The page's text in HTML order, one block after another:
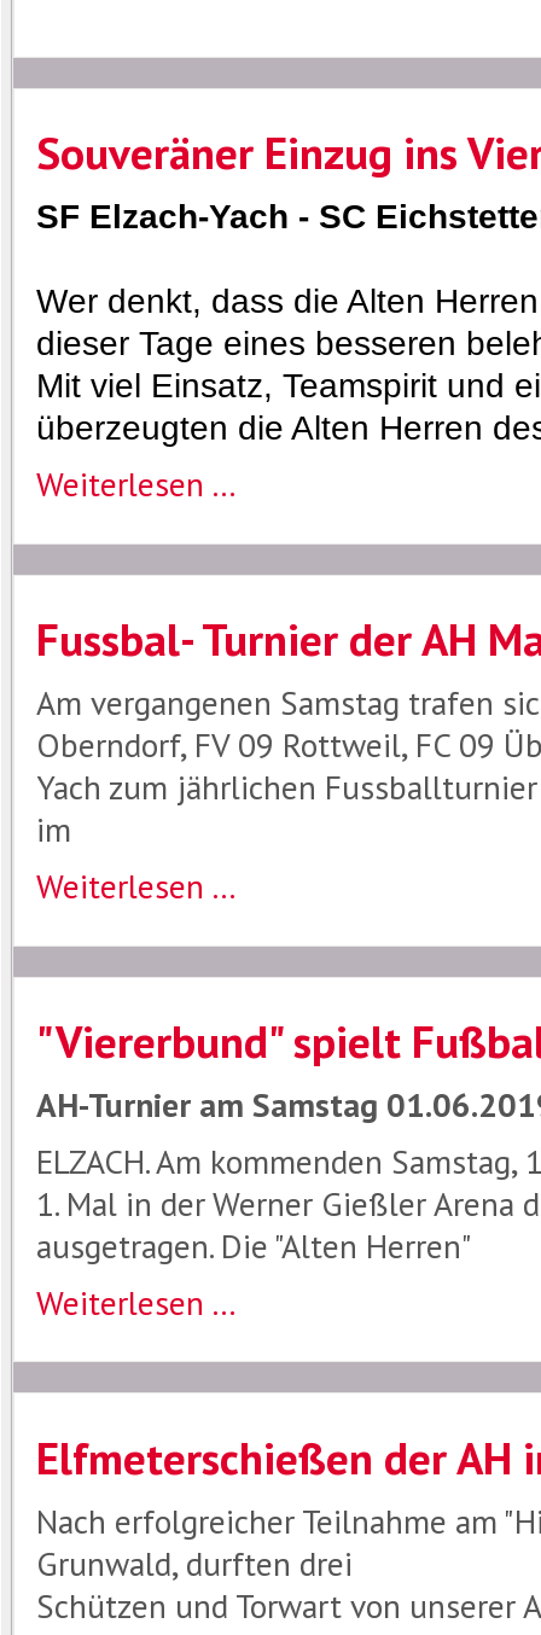
Souveräner Einzug ins
SF Elzach-Yach - SC
Wer denkt, dass die Alten
dieser Tage eines besseren
Mit viel Einsatz, Teamspirit und
überzeugten die Alten Herren
Weiterlesen ...
Fussbal- Turnier der AH
Am vergangenen Samstag trafen
Oberndorf, FV 09 Rottweil, FC 09
Yach zum jährlichen
im
Weiterlesen ...
"Viererbund" spielt
AH-Turnier am Samstag
ELZACH. Am kommenden
1. Mal in der Werner Gießler Arena
ausgetragen. Die "Alten Herren"
Weiterlesen ...
Elfmeterschießen der AH
Nach erfolgreicher Teilnahme am
Grunwald, durften drei
Schützen und Torwart von unserer